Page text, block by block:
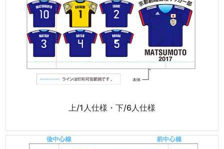
上/1人仕様・下/6人仕様